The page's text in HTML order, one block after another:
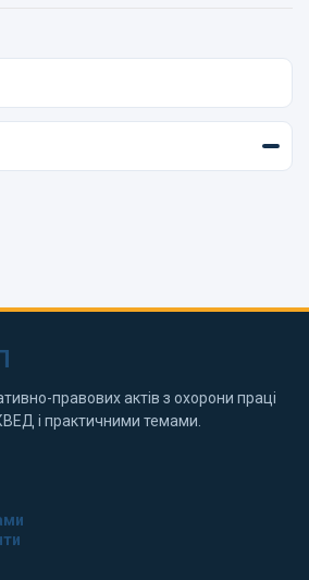
правових актів з охорони праці
і практичними темами.